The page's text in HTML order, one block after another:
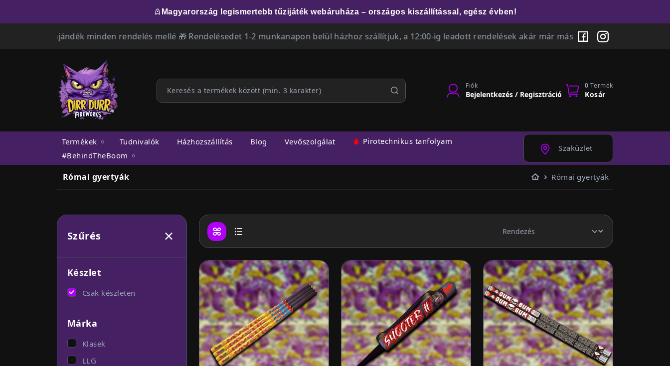
Magyarország legismertebb tűzijáték webáruháza – országos kiszállítással, egész évben!
ajándék minden rendelés mellé 🎁 Rendelésedet 1-2 munkanapon belül házhoz szállítjuk, a 12:00-ig leadott rendelések akár már másnap megérkeznek 🚚 Személyes
Fiók
Bejelentkezés / Regisztráció
0 Termék
Kosár
Termékek Tudnivalók Házhozszállítás Blog Vevőszolgálat
Pirotechnikus tanfolyam
#BehindTheBoom
Szaküzlet
Római gyertyák Kezdőlap
Római gyertyák
Szűrés
Készlet
Csak készleten
Márka
Klasek
LLG
Rendezés